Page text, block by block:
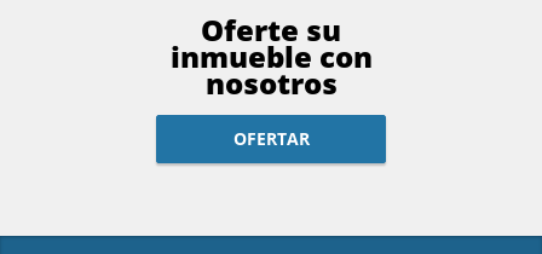
Oferte su
inmueble con
nosotros
OFERTAR